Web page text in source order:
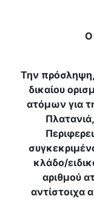
Ο
Την πρόσληψη,
δικαίου
ατόμων για
κλάδο/
αριθμού
αντίστοιχα